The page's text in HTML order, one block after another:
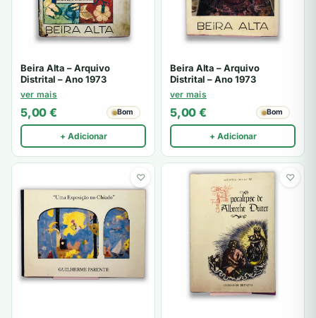
Beira Alta – Arquivo
Distrital – Ano 1973
ver mais
5,00 € Bom
+ Adicionar
Beira Alta – Arquivo
Distrital – Ano 1973
ver mais
5,00 € Bom
+ Adicionar
♡ ♡